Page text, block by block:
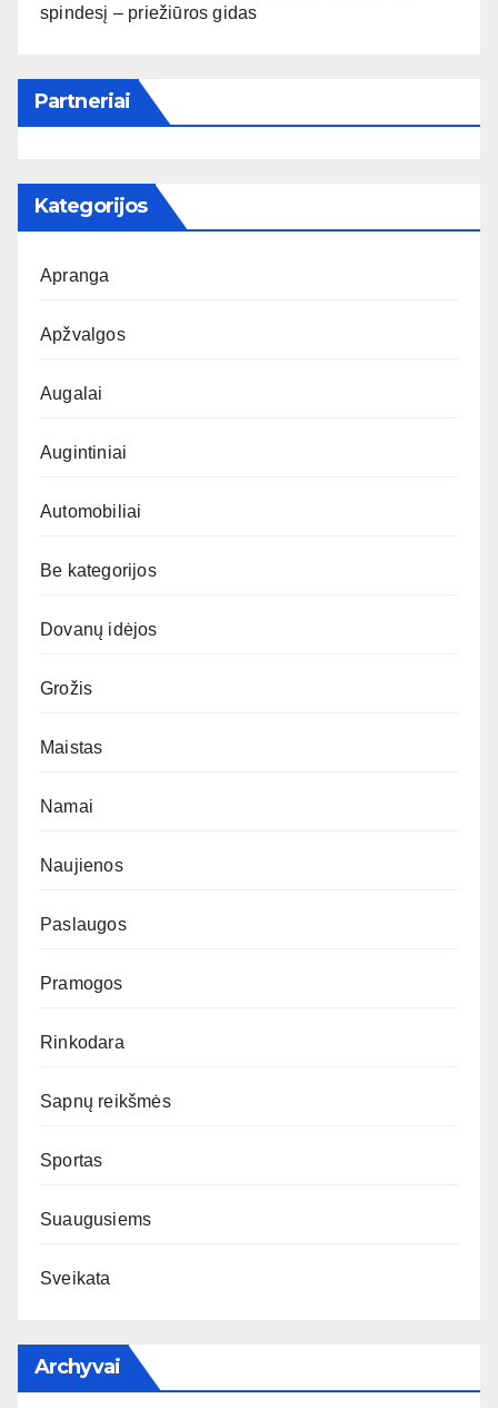
spindesį – priežiūros gidas
Partneriai
Kategorijos
Apranga
Apžvalgos
Augalai
Augintiniai
Automobiliai
Be kategorijos
Dovanų idėjos
Grožis
Maistas
Namai
Naujienos
Paslaugos
Pramogos
Rinkodara
Sapnų reikšmės
Sportas
Suaugusiems
Sveikata
Archyvai